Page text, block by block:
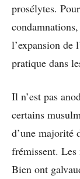
prosélytes.
l’expansion de
pratique dans
Il n’est pas
certains
d’une majorité
frémissent. Les
Bien ont